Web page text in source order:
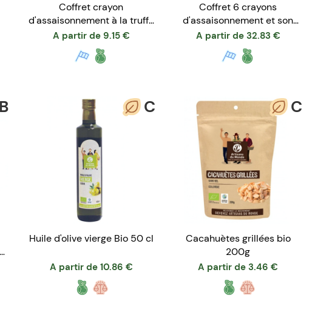
Coffret crayon
d'assaisonnement à la truffe
et son taille crayon
A partir de 9.15 €
Coffret 6 crayons
d'assaisonnement et son
taille crayon
A partir de 32.83 €
B C
Huile d'olive vierge Bio 50 cl
A partir de 10.86 €
C
Cacahuètes grillées bio
200g
A partir de 3.46 €